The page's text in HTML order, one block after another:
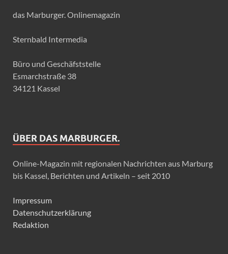
das Marburger. Onlinemagazin
Sternbald Intermedia
Büro und Geschäfststelle
Esmarchstraße 38
34121 Kassel
ÜBER DAS MARBURGER.
Online-Magazin mit regionalen Nachrichten aus Marburg
bis Kassel, Berichten und Artikeln – seit 2010
Impressum
Datenschutzerklärung
Redaktion